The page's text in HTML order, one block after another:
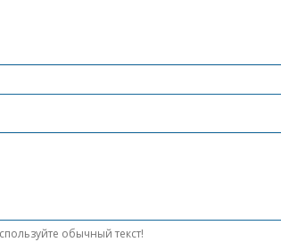
обычный текст!